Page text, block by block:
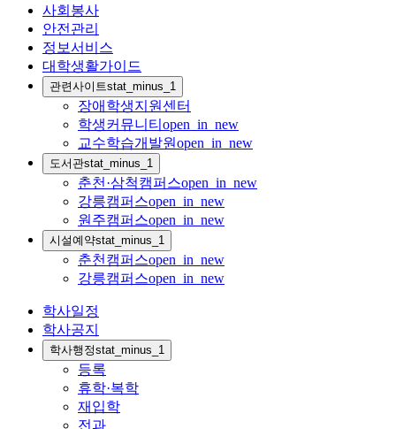
사회봉사
안전관리
정보서비스
대학생활가이드
관련사이트stat_minus_1
장애학생지원센터
학생커뮤니티 open_in_new
교수학습개발원open_in_new
도서관stat_minus_1
춘천·삼척캠퍼스open_in_new
강릉캠퍼스open_in_new
원주캠퍼스open_in_new
시설예약stat_minus_1
춘천캠퍼스open_in_new
강릉캠퍼스open_in_new
학사일정
학사공지
학사행정stat_minus_1
등록
휴학·복학
재입학
전과